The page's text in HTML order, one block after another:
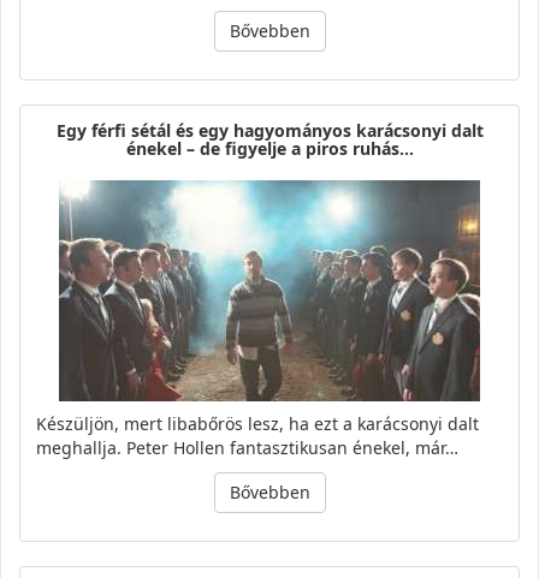
Bővebben
Egy férfi sétál és egy hagyományos karácsonyi dalt
énekel – de figyelje a piros ruhás…
Készüljön, mert libabőrös lesz, ha ezt a karácsonyi dalt
meghallja. Peter Hollen fantasztikusan énekel, már…
Bővebben